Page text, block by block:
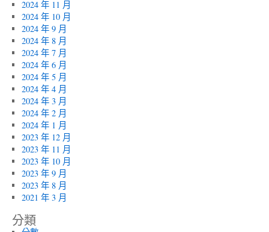
2024 年 11 月
2024 年 10 月
2024 年 9 月
2024 年 8 月
2024 年 7 月
2024 年 6 月
2024 年 5 月
2024 年 4 月
2024 年 3 月
2024 年 2 月
2024 年 1 月
2023 年 12 月
2023 年 11 月
2023 年 10 月
2023 年 9 月
2023 年 8 月
2021 年 3 月
分類